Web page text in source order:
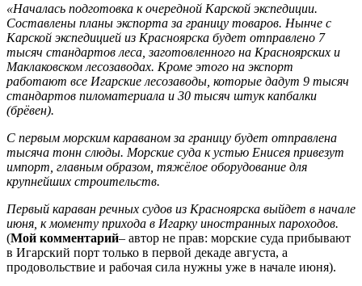
«Началась подготовка к очередной Карской экспедиции.
Составлены планы экспорта за границу товаров. Нынче с
Карской экспедицией из Красноярска будет отправлено 7
тысяч стандартов леса, заготовленного на Красноярских и
Маклаковском лесозаводах. Кроме этого на экспорт
работают все Игарские лесозаводы, которые дадут 9 тысяч
стандартов пиломатериала и 30 тысяч штук капбалки
(брёвен).
С первым морским караваном за границу будет отправлена
тысяча тонн слюды. Морские суда к устью Енисея привезут
импорт, главным образом, тяжёлое оборудование для
крупнейших строительств.
Первый караван речных судов из Красноярска выйдет в начале
июня, к моменту прихода в Игарку иностранных пароходов.
(Мой комментарий– автор не прав: морские суда прибывают
в Игарский порт только в первой декаде августа, а
продовольствие и рабочая сила нужны уже в начале июня).